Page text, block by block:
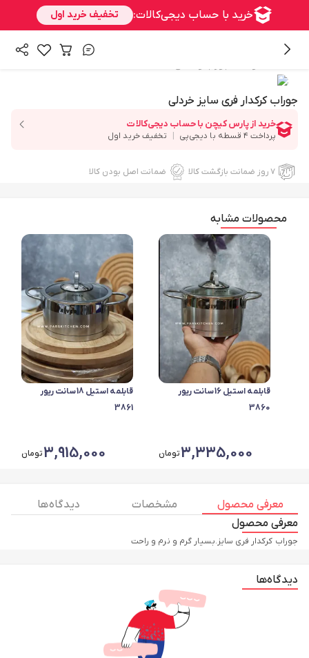
جوراب کرکدار فری سایز خردلی
۷ روز ضمانت بازگشت کالا ضمانت اصل بودن کالا
محصولات مشابه
قابلمه استیل 16سانت ریور
3860
3,335,000تومان
قابلمه استیل 18سانت ریور
3861
3,915,000تومان
معرفی محصول مشخصات
دیدگاه ها
معرفی محصول
جوراب کرکدار فری سایز.بسیار گرم و نرم و راحت
دیدگاه‌ها